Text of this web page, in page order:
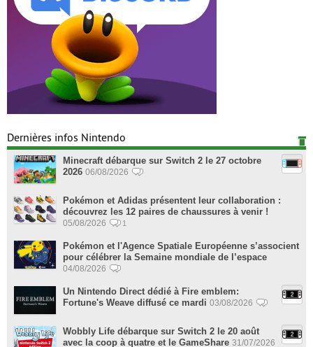
Dernières infos Nintendo
Minecraft débarque sur Switch 2 le 27 octobre
2026 06/08/2026
Pokémon et Adidas présentent leur collaboration :
découvrez les 12 paires de chaussures à venir !
05/08/2026 1
Pokémon et l'Agence Spatiale Européenne s’associent
pour célébrer la Semaine mondiale de l’espace
04/08/2026
Un Nintendo Direct dédié à Fire emblem:
Fortune's Weave diffusé ce mardi 03/08/2026
Wobbly Life débarque sur Switch 2 le 20 août
avec la coop à quatre et le GameShare 31/07/2026